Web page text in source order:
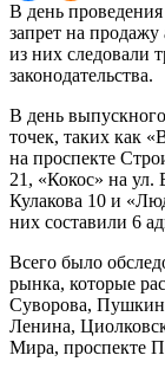
В день
запрет на продажу
из них следовали
законодательства.
В день
точек, таких как
на проспекте
21, «Кокос» на ул.
Кулакова 10 и
них составили 6
Всего было
рынка, которые
Суворова,
Ленина,
Мира, проспекте